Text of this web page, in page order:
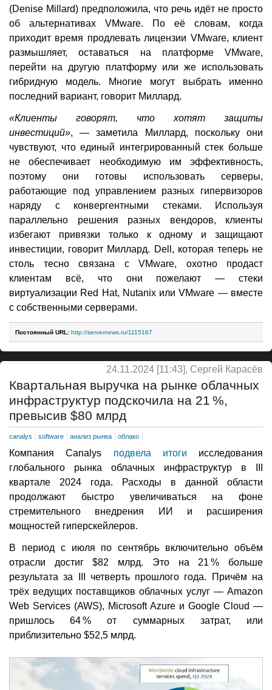
(Denise Millard) предположила, что речь идёт не просто
об альтернативах VMware. По её словам, когда
приходит время продлевать лицензии VMware, клиент
размышляет, оставаться на платформе VMware,
перейти на другую платформу или же использовать
гибридную модель. Многие могут выбрать именно
последний вариант, говорит Миллард.
«Клиенты говорят, что хотят защиты
инвестиций», — заметила Миллард, поскольку они
чувствуют, что единый интегрированный стек больше
не обеспечивает необходимую им эффективность,
поэтому они готовы использовать серверы,
работающие под управлением разных гипервизоров
наряду с конвергентными стеками. Используя
параллельно решения разных вендоров, клиенты
избегают привязки только к одному и защищают
инвестиции, говорит Миллард. Dell, которая теперь не
столь тесно связана с VMware, охотно продаст
клиентам всё, что они пожелают — стеки
виртуализации Red Hat, Nutanix или VMware — вместе
с собственными серверами.
Постоянный URL: http://servernews.ru/1115167
24.11.2024 [11:43], Сергей Карасёв
Квартальная выручка на рынке облачных
инфраструктур подскочила на 21 %,
превысив $80 млрд
canalys software анализ рынка облако
Компания Canalys подвела итоги исследования
глобального рынка облачных инфраструктур в III
квартале 2024 года. Расходы в данной области
продолжают быстро увеличиваться на фоне
стремительного внедрения ИИ и расширения
мощностей гиперскейлеров.
В период с июля по сентябрь включительно объём
отрасли достиг $82 млрд. Это на 21 % больше
результата за III четверть прошлого года. Причём на
трёх ведущих поставщиков облачных услуг — Amazon
Web Services (AWS), Microsoft Azure и Google Cloud —
пришлось 64 % от суммарных затрат, или
приблизительно $52,5 млрд.